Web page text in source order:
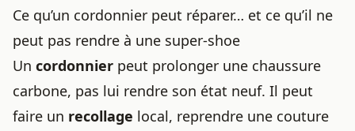
Ce qu’un cordonnier peut réparer… et ce qu’il ne
peut pas rendre à une super-shoe
Un cordonnier peut prolonger une chaussure
carbone, pas lui rendre son état neuf. Il peut
faire un recollage local, reprendre une couture